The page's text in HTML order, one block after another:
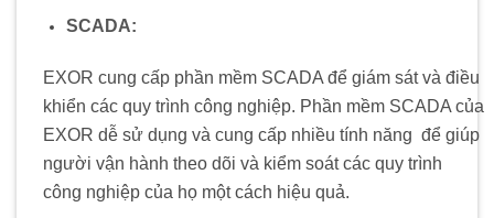
SCADA:
EXOR cung cấp phần mềm SCADA để giám sát và điều
khiển các quy trình công nghiệp. Phần mềm SCADA của
EXOR dễ sử dụng và cung cấp nhiều tính năng để giúp
người vận hành theo dõi và kiểm soát các quy trình
công nghiệp của họ một cách hiệu quả.